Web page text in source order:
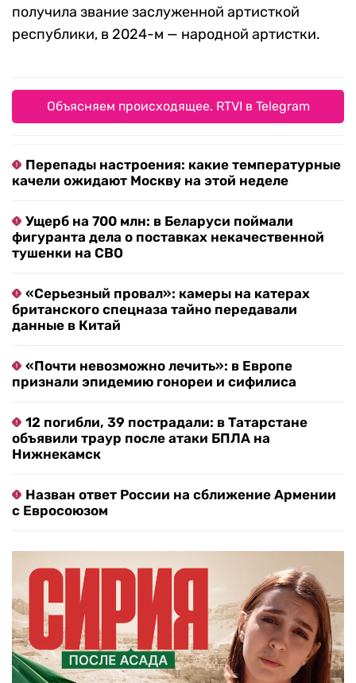
получила звание заслуженной артисткой
республики, в 2024-м — народной артистки.
Объясняем происходящее. RTVI в Telegram
Перепады настроения: какие температурные
качели ожидают Москву на этой неделе
Ущерб на 700 млн: в Беларуси поймали
фигуранта дела о поставках некачественной
тушенки на СВО
«Серьезный провал»: камеры на катерах
британского спецназа тайно передавали
данные в Китай
«Почти невозможно лечить»: в Европе
признали эпидемию гонореи и сифилиса
12 погибли, 39 пострадали: в Татарстане
объявили траур после атаки БПЛА на
Нижнекамск
Назван ответ России на сближение Армении
с Евросоюзом